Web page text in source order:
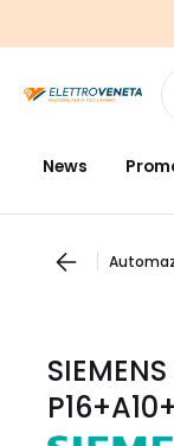
navigazionealla
News